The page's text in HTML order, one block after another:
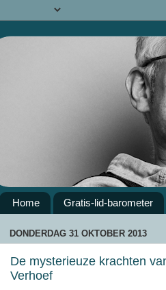
Home Gratis-lid-barometer
DONDERDAG 31 OKTOBER 2013
De mysterieuze krachten
Verhoef